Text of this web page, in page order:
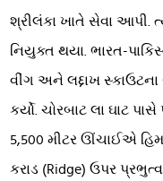
શ્રીલંકા ખાતે સેવા આપી.
નિયુક્ત થયા. ભારત-
વીંગ અને લદ્દાખ
કર્યો. ચોરબાટ લા ઘાટ
5,500 મીટર ઊંચાઈએ
કરાડ (Ridge) ઉપર